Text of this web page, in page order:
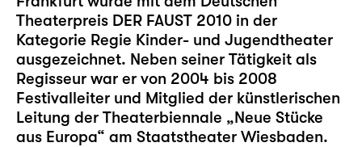
Theaterpreis DER FAUST 2010 in der
Kategorie Regie Kinder- und Jugendtheater
ausgezeichnet. Neben seiner Tätigkeit als
Regisseur war er von 2004 bis 2008
Festivalleiter und Mitglied der künstlerischen
Leitung der Theaterbiennale „Neue Stücke
aus Europa“ am Staatstheater Wiesbaden.